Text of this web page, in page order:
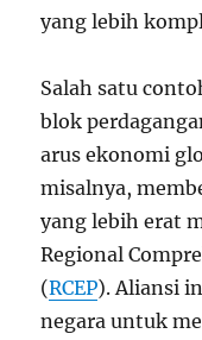
yang lebih
Salah satu
blok
arus ekonomi
misalnya,
yang lebih erat
Regional
(RCEP). Aliansi
negara untuk